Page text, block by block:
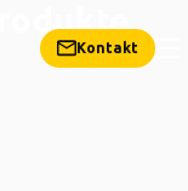
Kontakt